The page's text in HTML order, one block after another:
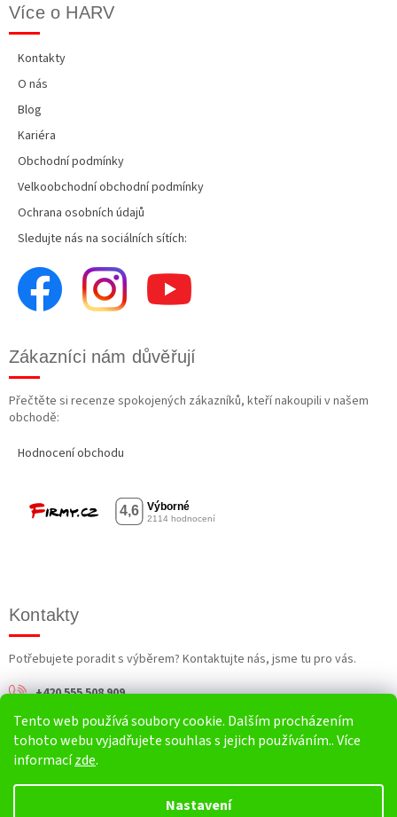
Tento web používá soubory cookie. Dalším procházením
tohoto webu vyjadřujete souhlas s jejich používáním.. Více
informacízde.
Nastavení
Více o HARV
Kontakty
O nás
Blog
Kariéra
Obchodní podmínky
Velkoobchodní obchodní podmínky
Ochrana osobních údajů
Sledujte nás na sociálních sítích:
Zákazníci nám důvěřují
Přečtěte si recenze spokojených zákazníků, kteří nakoupili v našem
obchodě:
Hodnocení obchodu
Kontakty
Potřebujete poradit s výběrem? Kontaktujte nás, jsme tu pro vás.
+420 555 508 909
info@harv.cz